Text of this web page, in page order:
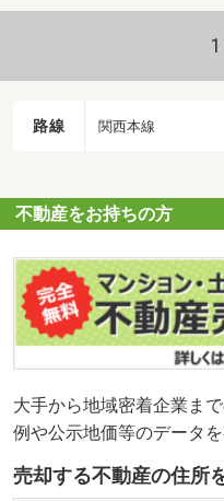
路線 関西本線
不動産をお持ちの方
大手から地域密着企業ま
例や公示地価等のデータ
売却する不動産の住所